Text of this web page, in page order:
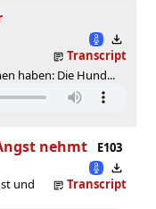
Transcript
haben: Die Hund...
nehmt
E103
Transcript
und